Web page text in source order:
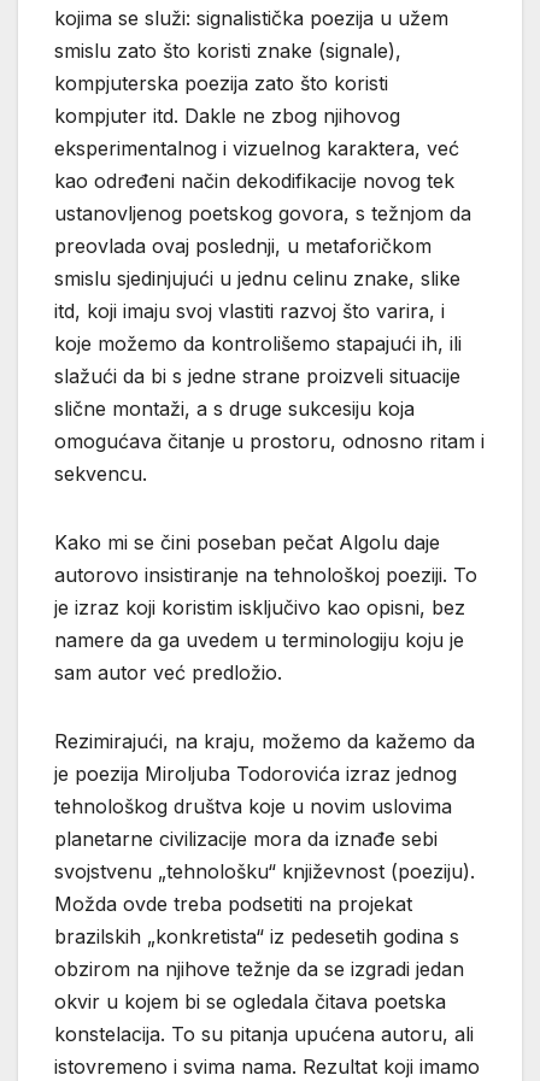
kojima se služi: signalistička poezija u užem
smislu zato što koristi znake (signale),
kompjuterska poezija zato što koristi
kompjuter itd. Dakle ne zbog njihovog
eksperimentalnog i vizuelnog karaktera, već
kao određeni način dekodifikacije novog tek
ustanovljenog poetskog govora, s težnjom da
preovlada ovaj poslednji, u metaforičkom
smislu sjedinjujući u jednu celinu znake, slike
itd, koji imaju svoj vlastiti razvoj što varira, i
koje možemo da kontrolišemo stapajući ih, ili
slažući da bi s jedne strane proizveli situacije
slične montaži, a s druge sukcesiju koja
omogućava čitanje u prostoru, odnosno ritam i
sekvencu.
Kako mi se čini poseban pečat Algolu daje
autorovo insistiranje na tehnološkoj poeziji. To
je izraz koji koristim isključivo kao opisni, bez
namere da ga uvedem u terminologiju koju je
sam autor već predložio.
Rezimirajući, na kraju, možemo da kažemo da
je poezija Miroljuba Todorovića izraz jednog
tehnološkog društva koje u novim uslovima
planetarne civilizacije mora da iznađe sebi
svojstvenu „tehnološku“ književnost (poeziju).
Možda ovde treba podsetiti na projekat
brazilskih „konkretista“ iz pedesetih godina s
obzirom na njihove težnje da se izgradi jedan
okvir u kojem bi se ogledala čitava poetska
konstelacija. To su pitanja upućena autoru, ali
istovremeno i svima nama. Rezultat koji imamo